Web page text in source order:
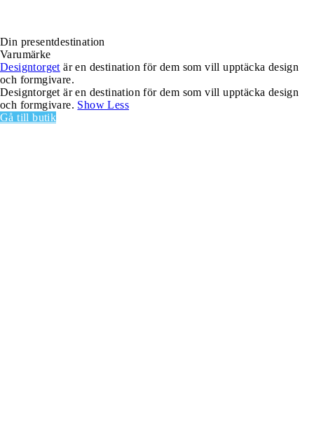
Din presentdestination
Varumärke
Designtorget är en destination för dem som vill upptäcka design
och formgivare.
Designtorget är en destination för dem som vill upptäcka design
och formgivare. Show Less
Gå till butik